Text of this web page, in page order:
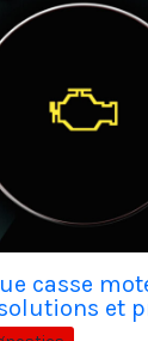
casse
et